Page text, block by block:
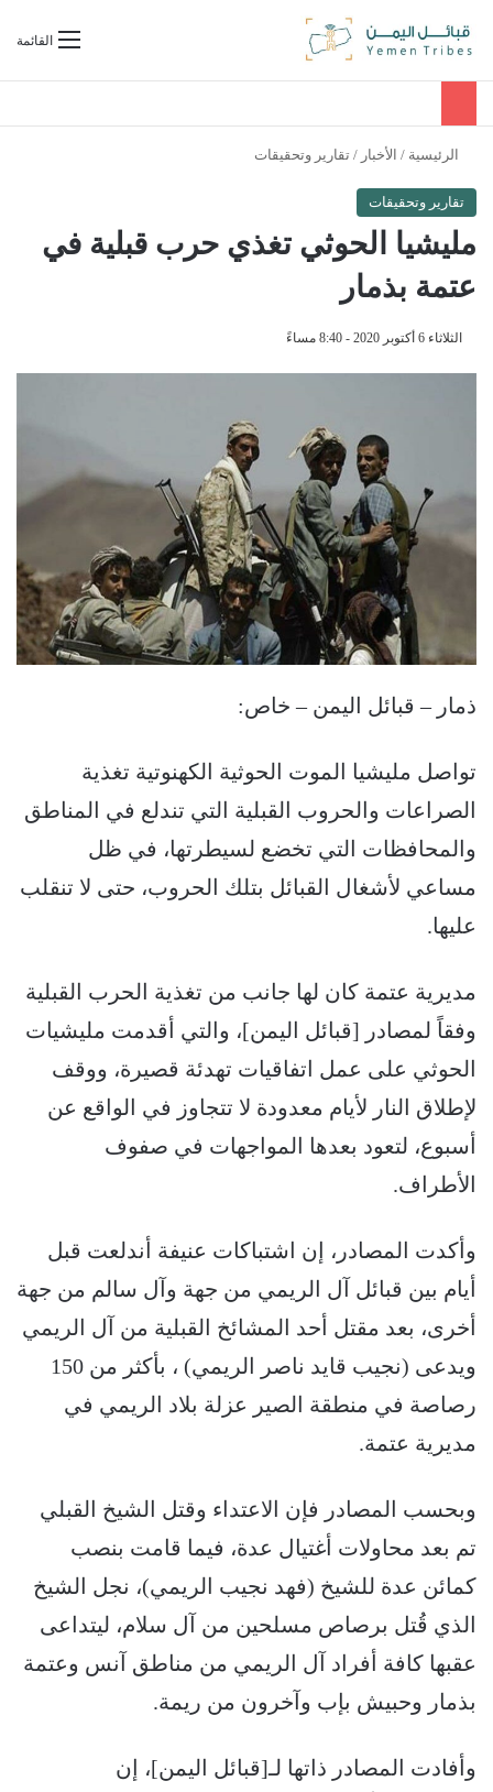
القائمةبحث عن
الرئيسية / الأخبار / تقارير وتحقيقات
تقارير وتحقيقات
مليشيا الحوثي تغذي حرب قبلية في
عتمة بذمار
الثلاثاء 6 أكتوبر 2020 - 8:40 مساءً
ذمار – قبائل اليمن – خاص:
تواصل مليشيا الموت الحوثية الكهنوتية تغذية
الصراعات والحروب القبلية التي تندلع في المناطق
والمحافظات التي تخضع لسيطرتها، في ظل
مساعي لأشغال القبائل بتلك الحروب، حتى لا تنقلب
عليها.
مديرية عتمة كان لها جانب من تغذية الحرب القبلية
وفقاً لمصادر [قبائل اليمن]، والتي أقدمت مليشيات
الحوثي على عمل اتفاقيات تهدئة قصيرة، ووقف
لإطلاق النار لأيام معدودة لا تتجاوز في الواقع عن
أسبوع، لتعود بعدها المواجهات في صفوف
الأطراف.
وأكدت المصادر، إن اشتباكات عنيفة أندلعت قبل
أيام بين قبائل آل الريمي من جهة وآل سالم من جهة
أخرى، بعد مقتل أحد المشائخ القبلية من آل الريمي
ويدعى (نجيب قايد ناصر الريمي) ، بأكثر من 150
رصاصة في منطقة الصير عزلة بلاد الريمي في
مديرية عتمة.
وبحسب المصادر فإن الاعتداء وقتل الشيخ القبلي
تم بعد محاولات أغتيال عدة، فيما قامت بنصب
كمائن عدة للشيخ (فهد نجيب الريمي)، نجل الشيخ
الذي قُتل برصاص مسلحين من آل سلام، ليتداعى
عقبها كافة أفراد آل الريمي من مناطق آنس وعتمة
بذمار وحبيش بإب وآخرون من ريمة.
وأفادت المصادر ذاتها لـ[قبائل اليمن]، إن